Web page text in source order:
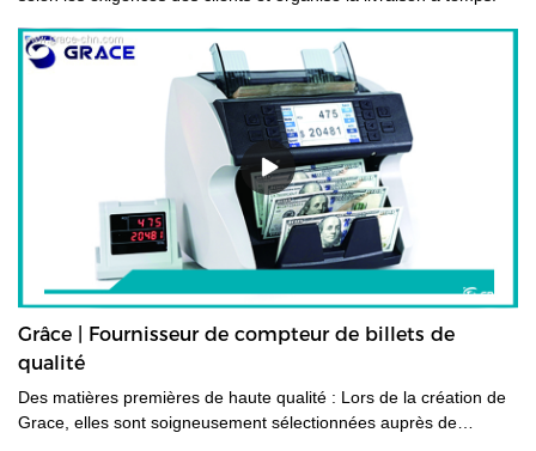
Grâce | Fournisseur de compteur de billets de
qualité
Des matières premières de haute qualité : Lors de la création de
Grace, elles sont soigneusement sélectionnées auprès de